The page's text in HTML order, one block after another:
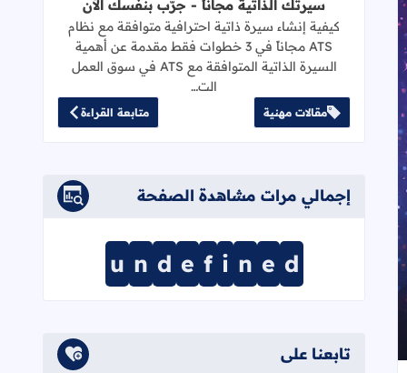
ما يرضيك لا ما يبهر عينيك
سيرتك الذاتية مجاناً - جرّب بنفسك الآن
كيفية إنشاء سيرة ذاتية احترافية متوافقة مع نظام
ATS مجاناً في 3 خطوات فقط مقدمة عن أهمية
السيرة الذاتية المتوافقة مع ATS في سوق العمل
الت…
مقالات مهنية متابعة القراءة
إجمالي مرات مشاهدة الصفحة
u n d e f i n e d
تابعنا على